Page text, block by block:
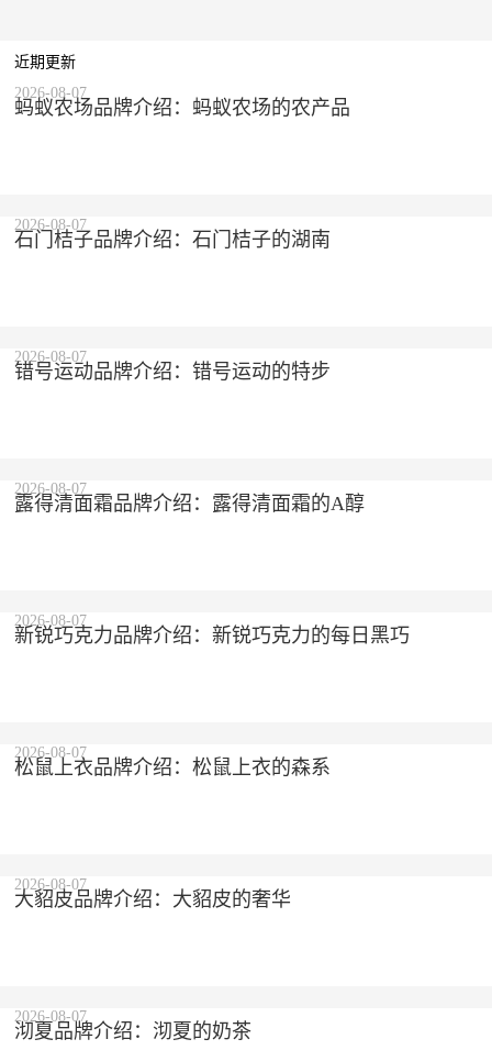
近期更新
蚂蚁农场品牌介绍：蚂蚁农场的农产品
2026-08-07
石门桔子品牌介绍：石门桔子的湖南
2026-08-07
错号运动品牌介绍：错号运动的特步
2026-08-07
露得清面霜品牌介绍：露得清面霜的A醇
2026-08-07
新锐巧克力品牌介绍：新锐巧克力的每日黑巧
2026-08-07
松鼠上衣品牌介绍：松鼠上衣的森系
2026-08-07
大貂皮品牌介绍：大貂皮的奢华
2026-08-07
沏夏品牌介绍：沏夏的奶茶
2026-08-07